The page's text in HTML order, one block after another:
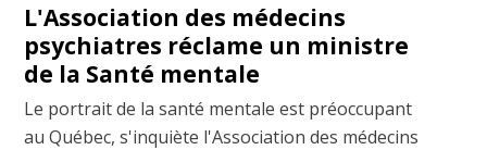
L'Association des médecins
psychiatres réclame un ministre
de la Santé mentale
Le portrait de la santé mentale est préoccupant
au Québec, s'inquiète l'Association des médecins